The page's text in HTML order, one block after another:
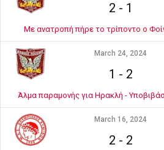
2 - 1
Με ανατροπή πήρε το τρίποντο ο
March 24, 2024
1 - 2
Άλμα παραμονής για Ηρακλή -
March 16, 2024
2 - 2